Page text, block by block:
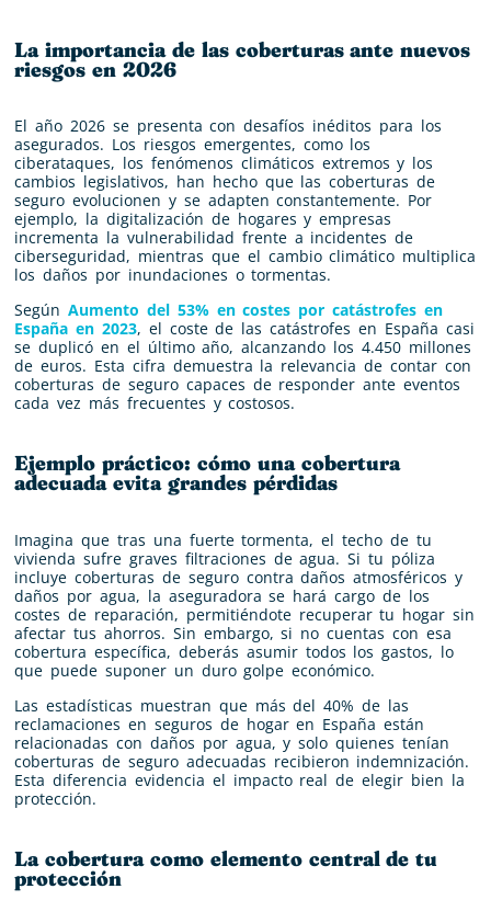
La importancia de las coberturas ante nuevos
riesgos en 2026
El año 2026 se presenta con desafíos inéditos para los
asegurados. Los riesgos emergentes, como los
ciberataques, los fenómenos climáticos extremos y los
cambios legislativos, han hecho que las coberturas de
seguro evolucionen y se adapten constantemente. Por
ejemplo, la digitalización de hogares y empresas
incrementa la vulnerabilidad frente a incidentes de
ciberseguridad, mientras que el cambio climático multiplica
los daños por inundaciones o tormentas.
Según Aumento del 53% en costes por catástrofes en
España en 2023, el coste de las catástrofes en España casi
se duplicó en el último año, alcanzando los 4.450 millones
de euros. Esta cifra demuestra la relevancia de contar con
coberturas de seguro capaces de responder ante eventos
cada vez más frecuentes y costosos.
Ejemplo práctico: cómo una cobertura
adecuada evita grandes pérdidas
Imagina que tras una fuerte tormenta, el techo de tu
vivienda sufre graves filtraciones de agua. Si tu póliza
incluye coberturas de seguro contra daños atmosféricos y
daños por agua, la aseguradora se hará cargo de los
costes de reparación, permitiéndote recuperar tu hogar sin
afectar tus ahorros. Sin embargo, si no cuentas con esa
cobertura específica, deberás asumir todos los gastos, lo
que puede suponer un duro golpe económico.
Las estadísticas muestran que más del 40% de las
reclamaciones en seguros de hogar en España están
relacionadas con daños por agua, y solo quienes tenían
coberturas de seguro adecuadas recibieron indemnización.
Esta diferencia evidencia el impacto real de elegir bien la
protección.
La cobertura como elemento central de tu
protección